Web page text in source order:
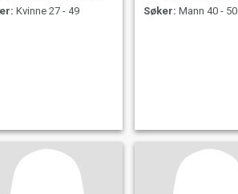
Kvinne 27 - 49
Søker: Mann 40 - 50